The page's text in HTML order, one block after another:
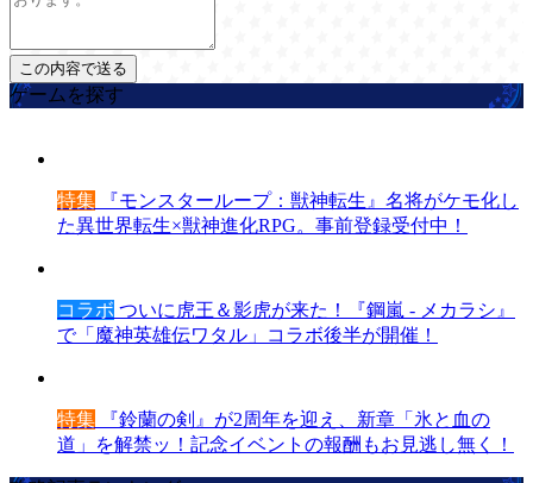
ゲームを探す
特集 『モンスターループ：獣神転生』名将がケモ化し
た異世界転生×獣神進化RPG。事前登録受付中！
コラボ ついに虎王＆影虎が来た！『鋼嵐 - メカラシ』
で「魔神英雄伝ワタル」コラボ後半が開催！
特集 『鈴蘭の剣』が2周年を迎え、新章「氷と血の
道」を解禁ッ！記念イベントの報酬もお見逃し無く！